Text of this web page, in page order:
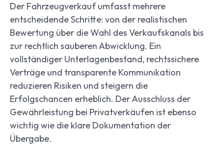
Der Fahrzeugverkauf umfasst mehrere
entscheidende Schritte: von der realistischen
Bewertung über die Wahl des Verkaufskanals bis
zur rechtlich sauberen Abwicklung. Ein
vollständiger Unterlagenbestand, rechtssichere
Verträge und transparente Kommunikation
reduzieren Risiken und steigern die
Erfolgschancen erheblich. Der Ausschluss der
Gewährleistung bei Privatverkäufen ist ebenso
wichtig wie die klare Dokumentation der
Übergabe.